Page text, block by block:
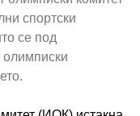
спортски
се под
олимписки